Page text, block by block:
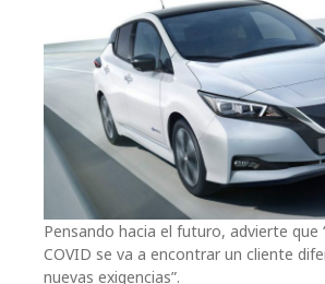
Pensando hacia el futuro, advierte que
COVID se va a encontrar un cliente
nuevas exigencias”.